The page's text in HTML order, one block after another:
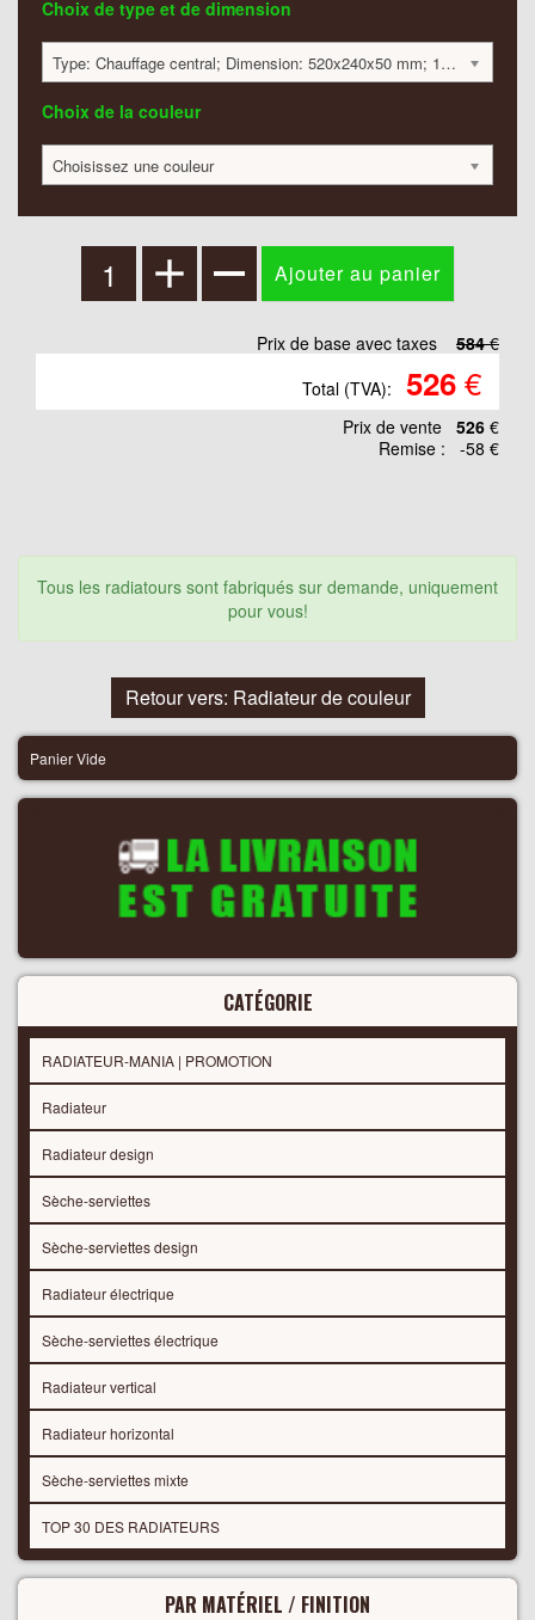
Choix de type et de dimension
Type: Chauffage central; Dimension: 520x240x50 mm; 149 Watt:; 584 €
Choix de la couleur
Choisissez une couleur
Prix de base avec taxes 584€
Total (TVA):
526€
Prix ​​de vente 526 €
Remise :
-58 €
Tous les radiatours sont fabriqués sur demande, uniquement
pour vous!
Retour vers: Radiateur de couleur
Panier Vide
CATÉGORIE
RADIATEUR-MANIA | PROMOTION
Radiateur
Radiateur design
Sèche-serviettes
Sèche-serviettes design
Radiateur électrique
Sèche-serviettes électrique
Radiateur vertical
Radiateur horizontal
Sèche-serviettes mixte
TOP 30 DES RADIATEURS
PAR MATÉRIEL / FINITION